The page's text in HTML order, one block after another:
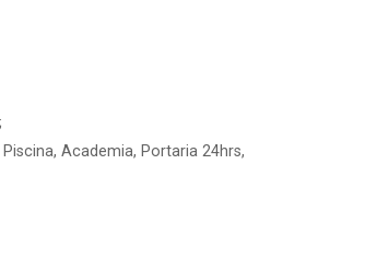
Academia, Portaria 24hrs,